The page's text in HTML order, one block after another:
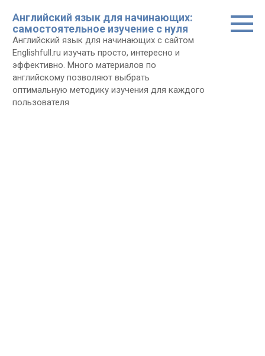
контенту
Английский язык для начинающих:
самостоятельное изучение с нуля
Английский язык для начинающих с сайтом
Еnglishfull.ru изучать просто, интересно и
эффективно. Много материалов по
английскому позволяют выбрать
оптимальную методику изучения для каждого
пользователя